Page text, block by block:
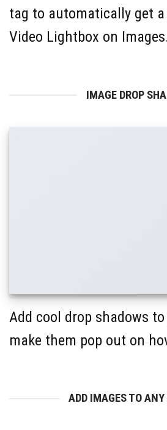
tag to automatically get
Video Lightbox on
IMAGE DROP
Add cool drop shadows
make them pop out on
ADD IMAGES TO ANY